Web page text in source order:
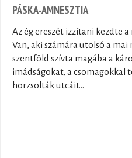
PÁSKA-AMNESZTIA
Az ég ereszét izzítani kezdte
Van, aki számára utolsó a mai
szentföld szívta magába a
imádságokat, a csomagokkal
horzsolták utcáit...